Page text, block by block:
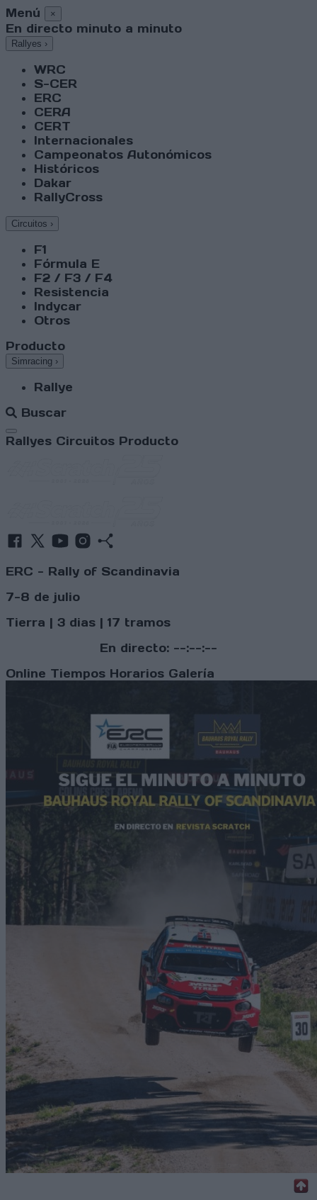
Menú ×
En directo minuto a minuto
Rallyes ›
WRC
S-CER
ERC
CERA
CERT
Internacionales
Campeonatos Autonómicos
Históricos
Dakar
RallyCross
Circuitos ›
F1
Fórmula E
F2 / F3 / F4
Resistencia
Indycar
Otros
Producto
Simracing ›
Rallye
Buscar
Abrir menú
Rallyes Circuitos Producto
ERC - Rally of Scandinavia
7-8 de julio
Tierra | 3 dias | 17 tramos
En directo: --:--:--
Online Tiempos Horarios Galería